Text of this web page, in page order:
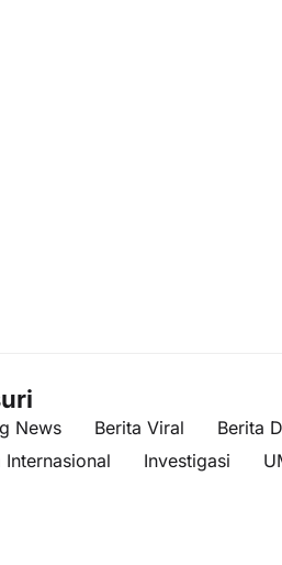
News Berita Viral Berita
Internasional
Investigasi